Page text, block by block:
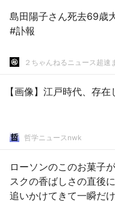
島田陽子さん死去69歳
#訃報
２ちゃんねるニュース超速
【画像】江戸時代、存在
哲学ニュースnwk
ローソンのこのお菓子
スクの香ばしさの直後
追いかけてきて一瞬だ